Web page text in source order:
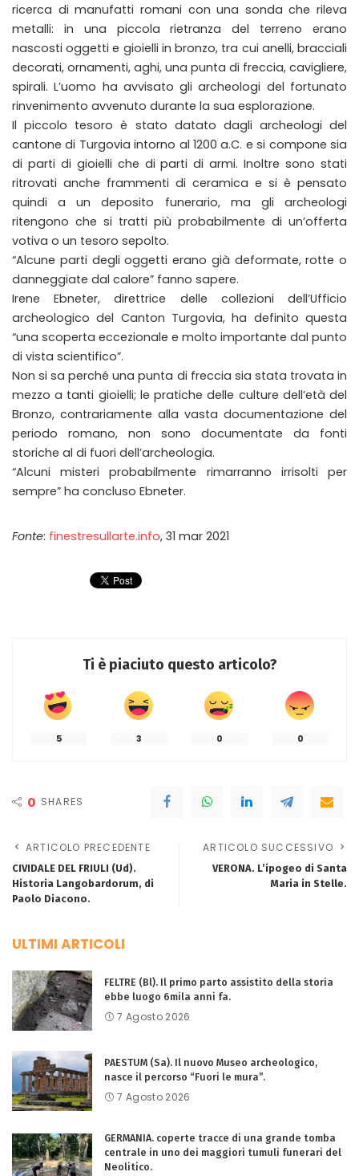
ricerca di manufatti romani con una sonda che rileva
metalli: in una piccola rietranza del terreno erano
nascosti oggetti e gioielli in bronzo, tra cui anelli, bracciali
decorati, ornamenti, aghi, una punta di freccia, cavigliere,
spirali. L’uomo ha avvisato gli archeologi del fortunato
rinvenimento avvenuto durante la sua esplorazione.
Il piccolo tesoro è stato datato dagli archeologi del
cantone di Turgovia intorno al 1200 a.C. e si compone sia
di parti di gioielli che di parti di armi. Inoltre sono stati
ritrovati anche frammenti di ceramica e si è pensato
quindi a un deposito funerario, ma gli archeologi
ritengono che si tratti più probabilmente di un’offerta
votiva o un tesoro sepolto.
“Alcune parti degli oggetti erano già deformate, rotte o
danneggiate dal calore” fanno sapere.
Irene Ebneter, direttrice delle collezioni dell’Ufficio
archeologico del Canton Turgovia, ha definito questa
“una scoperta eccezionale e molto importante dal punto
di vista scientifico”.
Non si sa perché una punta di freccia sia stata trovata in
mezzo a tanti gioielli; le pratiche delle culture dell’età del
Bronzo, contrariamente alla vasta documentazione del
periodo romano, non sono documentate da fonti
storiche al di fuori dell’archeologia.
“Alcuni misteri probabilmente rimarranno irrisolti per
sempre” ha concluso Ebneter.
Fonte: finestresullarte.info, 31 mar 2021
Ti è piaciuto questo articolo?
5 3 0 0
0 SHARES
ARTICOLO PRECEDENTE
CIVIDALE DEL FRIULI (Ud).
Historia Langobardorum, di
Paolo Diacono.
ARTICOLO SUCCESSIVO
VERONA. L’ipogeo di Santa
Maria in Stelle.
ULTIMI ARTICOLI
FELTRE (Bl). Il primo parto assistito della storia
ebbe luogo 6mila anni fa.
7 Agosto 2026
PAESTUM (Sa). Il nuovo Museo archeologico,
nasce il percorso “Fuori le mura”.
7 Agosto 2026
GERMANIA. coperte tracce di una grande tomba
centrale in uno dei maggiori tumuli funerari del
Neolitico.